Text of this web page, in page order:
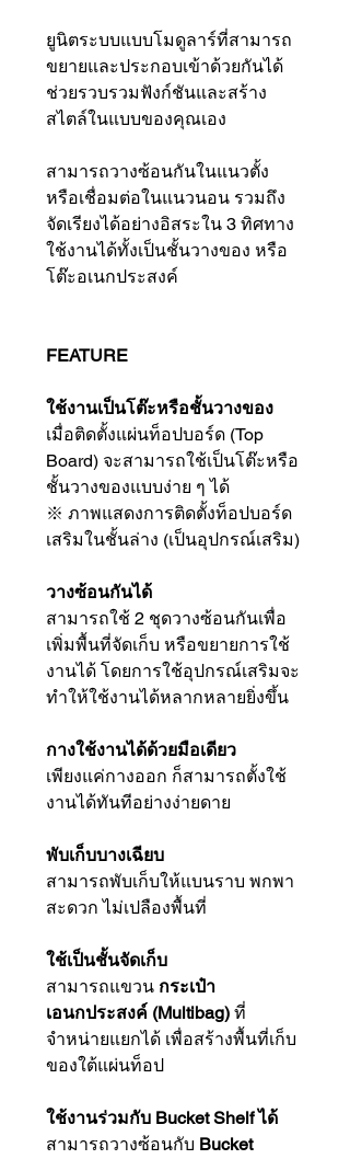
ยูนิตระบบแบบโมดูลาร์ที่สามารถ
ขยายและประกอบเข้าด้วยกันได้
ช่วยรวบรวมฟังก์ชันและสร้าง
สไตล์ในแบบของคุณเอง
สามารถวางซ้อนกันในแนวตั้ง
หรือเชื่อมต่อในแนวนอน รวมถึง
จัดเรียงได้อย่างอิสระใน 3 ทิศทาง
ใช้งานได้ทั้งเป็นชั้นวางของ หรือ
โต๊ะอเนกประสงค์
FEATURE
ใช้งานเป็นโต๊ะหรือชั้นวางของ
เมื่อติดตั้งแผ่นท็อปบอร์ด (Top
Board) จะสามารถใช้เป็นโต๊ะหรือ
ชั้นวางของแบบง่าย ๆ ได้
※ ภาพแสดงการติดตั้งท็อปบอร์ด
เสริมในชั้นล่าง (เป็นอุปกรณ์เสริม)
วางซ้อนกันได้
สามารถใช้ 2 ชุดวางซ้อนกันเพื่อ
เพิ่มพื้นที่จัดเก็บ หรือขยายการใช้
งานได้ โดยการใช้อุปกรณ์เสริมจะ
ทำให้ใช้งานได้หลากหลายยิ่งขึ้น
กางใช้งานได้ด้วยมือเดียว
เพียงแค่กางออก ก็สามารถตั้งใช้
งานได้ทันทีอย่างง่ายดาย
พับเก็บบางเฉียบ
สามารถพับเก็บให้แบนราบ พกพา
สะดวก ไม่เปลืองพื้นที่
ใช้เป็นชั้นจัดเก็บ
สามารถแขวน กระเป๋า
เอนกประสงค์ (Multibag) ที่
จำหน่ายแยกได้ เพื่อสร้างพื้นที่เก็บ
ของใต้แผ่นท็อป
ใช้งานร่วมกับ Bucket Shelf ได้
สามารถวางซ้อนกับ Bucket